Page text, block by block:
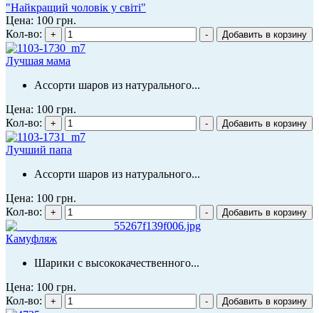
"Найкращий чоловік у світі"
Цена: 100 грн.
Кол-во:
Лучшая мама
Ассорти шаров из натурального...
Цена: 100 грн.
Кол-во:
Лучший папа
Ассорти шаров из натурального...
Цена: 100 грн.
Кол-во:
Камуфляж
Шарики с высококачественного...
Цена: 100 грн.
Кол-во: